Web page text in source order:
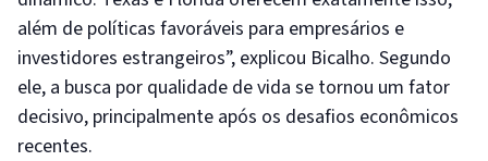
além de políticas favoráveis para empresários e
investidores estrangeiros”, explicou Bicalho. Segundo
ele, a busca por qualidade de vida se tornou um fator
decisivo, principalmente após os desafios econômicos
recentes.